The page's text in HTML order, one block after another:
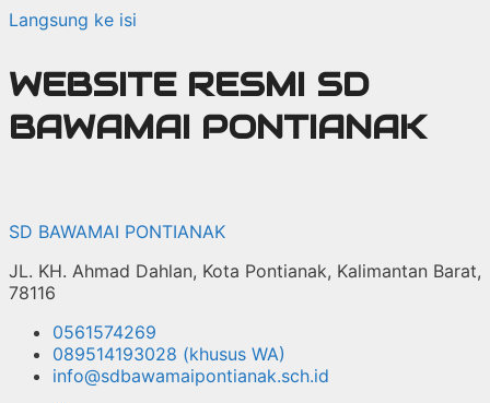
Langsung ke isi
WEBSITE RESMI SD
BAWAMAI PONTIANAK
SD BAWAMAI PONTIANAK
JL. KH. Ahmad Dahlan, Kota Pontianak, Kalimantan Barat,
78116
0561574269
089514193028 (khusus WA)
info@sdbawamaipontianak.sch.id